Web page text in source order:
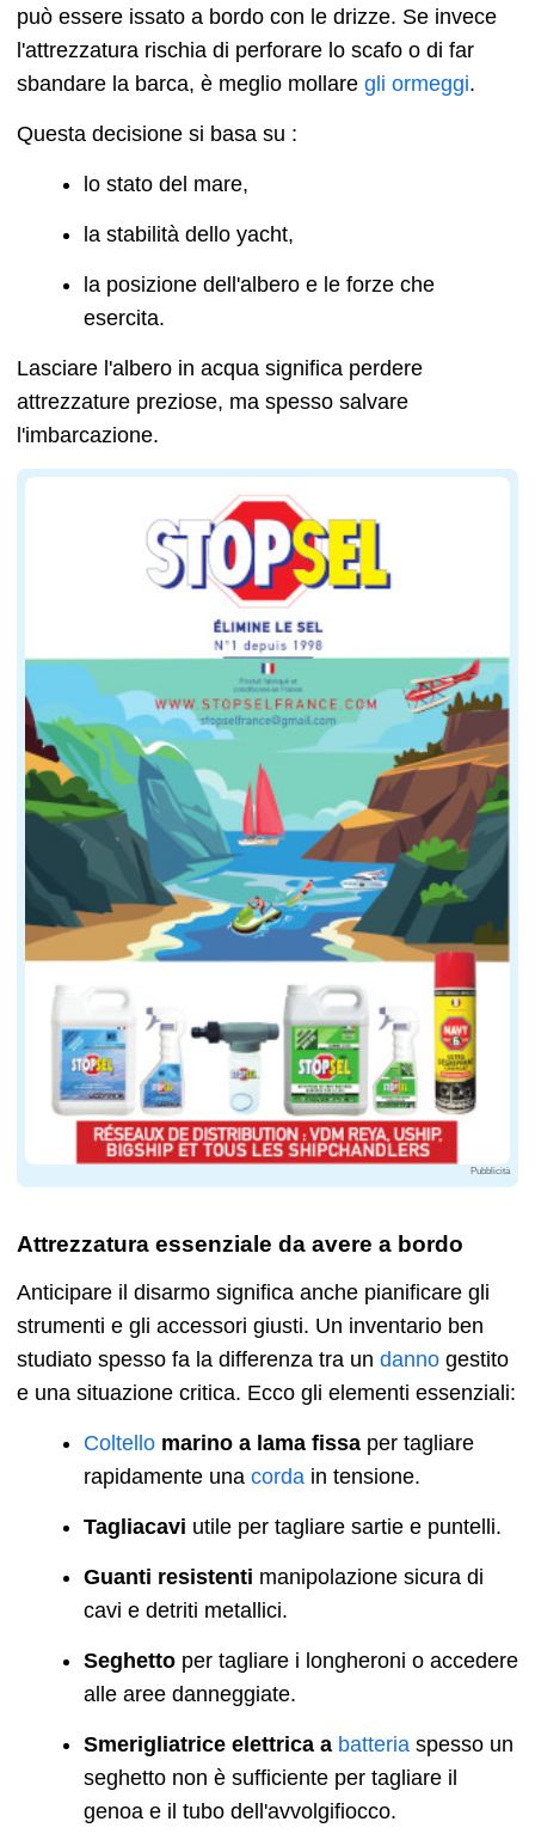
può essere issato a bordo con le drizze. Se invece
l'attrezzatura rischia di perforare lo scafo o di far
sbandare la barca, è meglio mollare gli ormeggi.
Questa decisione si basa su :
lo stato del mare,
la stabilità dello yacht,
la posizione dell'albero e le forze che
esercita.
Lasciare l'albero in acqua significa perdere
attrezzature preziose, ma spesso salvare
l'imbarcazione.
Pubblicità
Attrezzatura essenziale da avere a bordo
Anticipare il disarmo significa anche pianificare gli
strumenti e gli accessori giusti. Un inventario ben
studiato spesso fa la differenza tra un danno gestito
e una situazione critica. Ecco gli elementi essenziali:
Coltello marino a lama fissa per tagliare
rapidamente una corda in tensione.
Tagliacavi utile per tagliare sartie e puntelli.
Guanti resistenti manipolazione sicura di
cavi e detriti metallici.
Seghetto per tagliare i longheroni o accedere
alle aree danneggiate.
Smerigliatrice elettrica a batteria spesso un
seghetto non è sufficiente per tagliare il
genoa e il tubo dell'avvolgifiocco.